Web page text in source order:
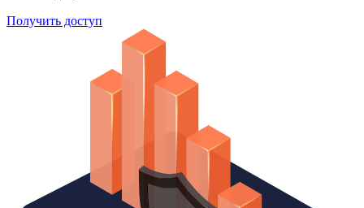
Поиск облигаций
Надстройка Excel
Получить доступ